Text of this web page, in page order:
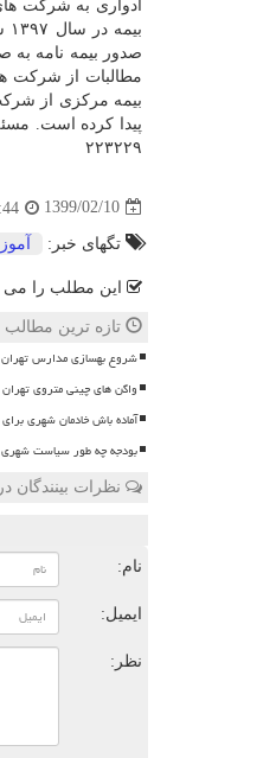
صدور بیمه نامه
پیدا کرده است.
۲۲۳۲۲۹
1399/02/10
تگهای خبر:
این مطلب را می
تازه ترین
شروع بهسازی مدارس تهران
واگن های چینی متروی
آماده باش خادمان شهری
بودجه چه طور سیاست شهری
نظرات بینندگان
نام:
ایمیل:
نظر: